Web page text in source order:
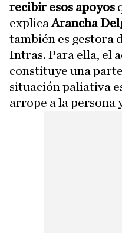
recibir esos apoyos
explica Arancha
también es gestora
Intras. Para ella, el
constituye una
situación paliativa
arrope a la persona